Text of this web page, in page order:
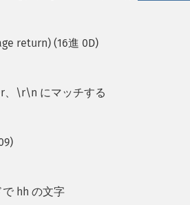
return) (16進 0D)
\r\n にマッチする
hh の文字